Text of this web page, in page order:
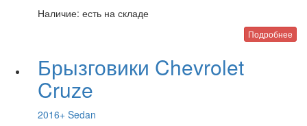
Наличие: есть на складе
Подробнее
Брызговики Chevrolet
Cruze
2016+ Sedan